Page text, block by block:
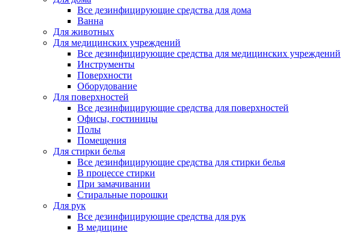
Все дезинфицирующие средства для дома
Ванна
Для животных
Для медицинских учреждений
Все дезинфицирующие средства для медицинских учреждений
Инструменты
Поверхности
Оборудование
Для поверхностей
Все дезинфицирующие средства для поверхностей
Офисы, гостиницы
Полы
Помещения
Для стирки белья
Все дезинфицирующие средства для стирки белья
В процессе стирки
При замачивании
Стиральные порошки
Для рук
Все дезинфицирующие средства для рук
В медицине